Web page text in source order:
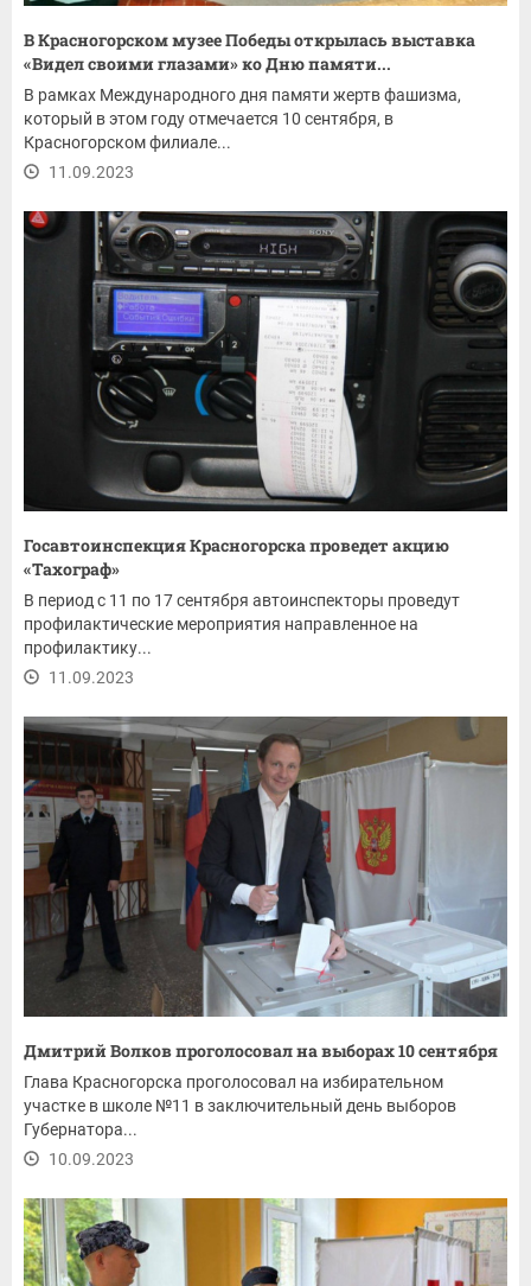
В Красногорском музее Победы открылась выставка
«Видел своими глазами» ко Дню памяти...
В рамках Международного дня памяти жертв фашизма,
который в этом году отмечается 10 сентября, в
Красногорском филиале...
11.09.2023
Госавтоинспекция Красногорска проведет акцию
«Тахограф»
В период с 11 по 17 сентября автоинспекторы проведут
профилактические мероприятия направленное на
профилактику...
11.09.2023
Дмитрий Волков проголосовал на выборах 10 сентября
Глава Красногорска проголосовал на избирательном
участке в школе №11 в заключительный день выборов
Губернатора...
10.09.2023